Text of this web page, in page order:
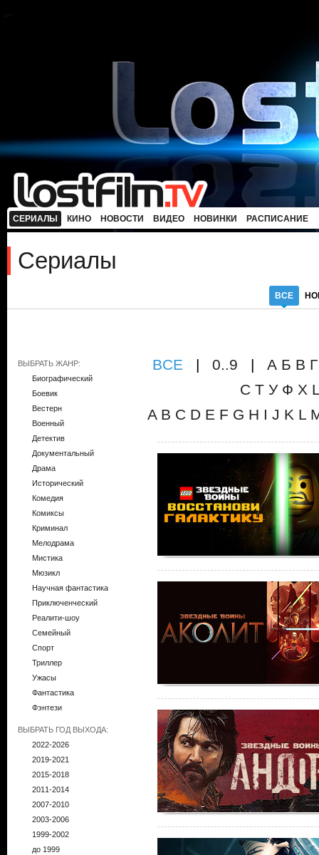
СЕРИАЛЫ КИНО НОВОСТИ ВИДЕО НОВИНКИ РАСПИСАНИЕ
Сериалы
ВСЕ
ВЫБРАТЬ ЖАНР:
Биографический
Боевик
Вестерн
Военный
Детектив
Документальный
Драма
Исторический
Комедия
Комиксы
Криминал
Мелодрама
Мистика
Мюзикл
Научная фантастика
Приключенческий
Реалити-шоу
Семейный
Спорт
Триллер
Ужасы
Фантастика
Фэнтези
ВЫБРАТЬ ГОД ВЫХОДА:
2022-2026
2019-2021
2015-2018
2011-2014
2007-2010
2003-2006
1999-2002
до 1999
ВCE | 0..9 | А Б В Г
С Т У Ф Х
A B C D E F G H I J K L